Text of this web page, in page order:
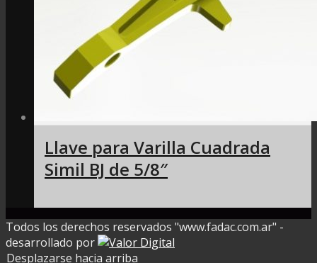
Llave para Varilla Cuadrada
Simil BJ de 5/8″
Todos los derechos reservados "www.fadac.com.ar" -
desarrollado por
Desplazarse hacia arriba